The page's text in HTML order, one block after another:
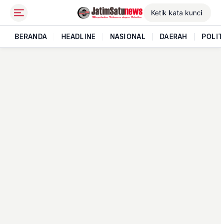
BERANDA HEADLINE NASIONAL DAERAH